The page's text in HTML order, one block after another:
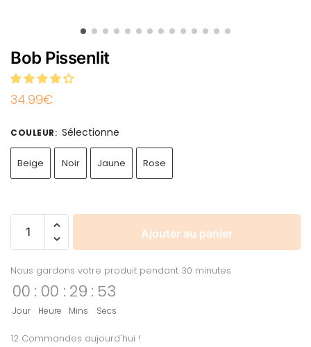
Bob Pissenlit
34.99€
COULEUR: Sélectionne
Beige Noir Jaune Rose
Ajouter au panier
Nous gardons votre produit pendant 30 minutes
00
Jour
: 00
Heure
: 29
Mins
: 52
Secs
12 Commandes aujourd'hui !